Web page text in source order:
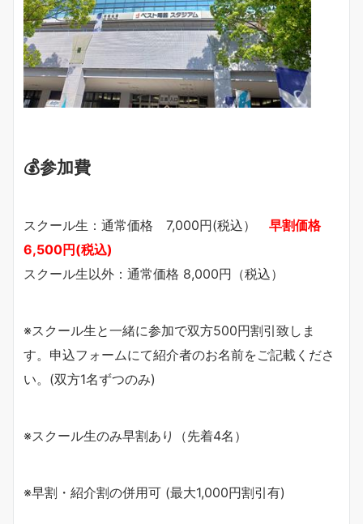
💰参加費
スクール生：通常価格 7,000円(税込） 早割価格
6,500円(税込)
スクール生以外：通常価格 8,000円（税込）
※スクール生と一緒に参加で双方500円割引致しま
す。申込フォームにて紹介者のお名前をご記載くださ
い。(双方1名ずつのみ)
※スクール生のみ早割あり（先着4名）
※早割・紹介割の併用可 (最大1,000円割引有)